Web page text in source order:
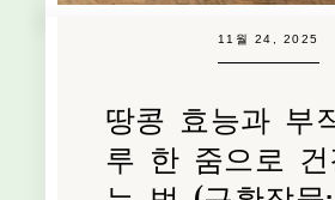
11월 24, 2025
땅콩 효능과 부
루 한 줌으로 건